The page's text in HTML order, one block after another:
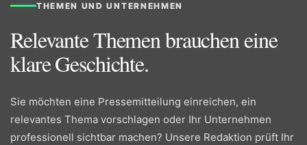
THEMEN UND UNTERNEHMEN
Relevante Themen brauchen eine
klare Geschichte.
Sie möchten eine Pressemitteilung einreichen, ein
relevantes Thema vorschlagen oder Ihr Unternehmen
professionell sichtbar machen? Unsere Redaktion prüft Ihr